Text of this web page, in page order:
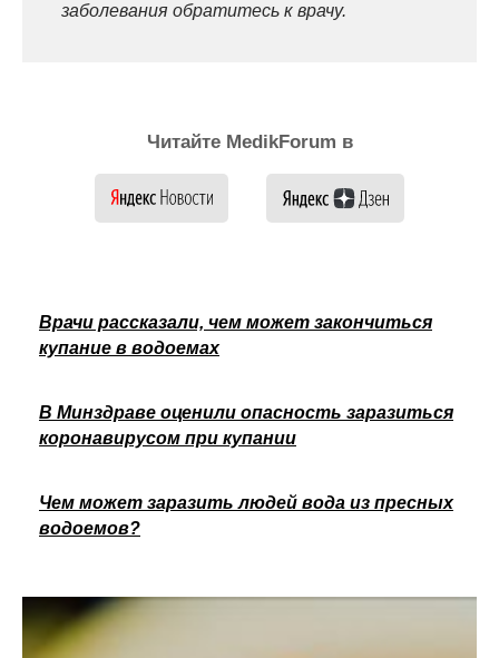
заболевания обратитесь к врачу.
Читайте MedikForum в
Врачи рассказали, чем может закончиться
купание в водоемах
В Минздраве оценили опасность заразиться
коронавирусом при купании
Чем может заразить людей вода из пресных
водоемов?